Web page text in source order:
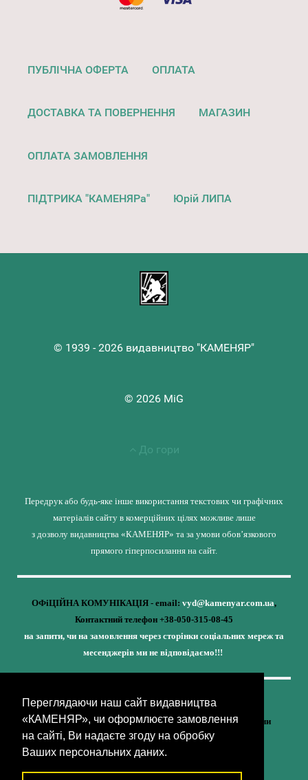
Переглядаючи наш сайт видавництва
«КАМЕНЯР», чи оформлюєте замовлення
на сайті, Ви надаєте згоду на обробку
Ваших персональних даних.
ПУБЛІЧНА ОФЕРТА ОПЛАТА
ДОСТАВКА ТА ПОВЕРНЕННЯ МАГАЗИН
ОПЛАТА ЗАМОВЛЕННЯ
ПІДТРИКА "КАМЕНЯРа" Юрій ЛИПА
© 1939 - 2026 видавництво "КАМЕНЯР"
© 2026 MiG
До гори
Передрук або будь-яке інше використання текстових чи графічних
матеріалів сайту в комерційних цілях можливе лише
з дозволу видавництва «КАМЕНЯР» та за умови обов’язкового
прямого гіперпосилання на сайт.
ОФіЦІЙНА КОМУНІКАЦІЯ - email: vyd@kamenyar.com.ua,
Контактний телефон +38-050-315-08-45
на запити, чи на замовлення через сторінки соціальних мереж та
месенджерів ми не відповідаємо!!!
Кожне наше видання - це внесок у спротив,
у збереження ідентичності та неминучу перемогу України
(видавництво «КАМЕНЯР»)